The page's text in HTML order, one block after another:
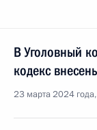
В Уголовный
кодекс
23 марта 2024